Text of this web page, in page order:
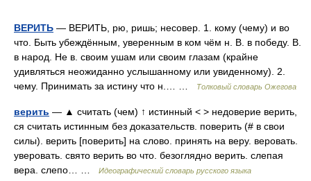
ВЕРИТЬ — ВЕРИТЬ, рю, ришь; несовер. 1. кому (чему) и во
что. Быть убеждённым, уверенным в ком чём н. В. в победу. В.
в народ. Не в. своим ушам или своим глазам (крайне
удивляться неожиданно услышанному или увиденному). 2.
чему. Принимать за истину что н.… …
Толковый словарь Ожегова
верить — ▲ считать (чем) ↑ истинный < > недоверие верить,
ся считать истинным без доказательств. поверить (# в свои
силы). верить [поверить] на слово. принять на веру. веровать.
уверовать. свято верить во что. безоглядно верить. слепая
вера. слепо… …
Идеографический словарь русского языка